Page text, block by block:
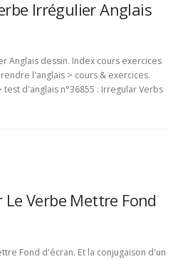
Irrégulier Anglais
Anglais dessin. Index cours exercices
l'anglais > cours & exercices
d'anglais n°36855 : Irregular Verbs
Verbe Mettre Fond
Fond d'écran. Et la conjugaison d'un